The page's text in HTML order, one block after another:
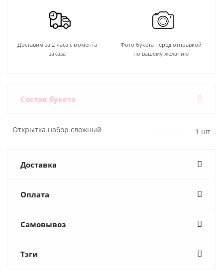
Доставим за 2 часа с момента
заказа
Фото букета перед отправкой
по вашему желанию
Состав букета
Открытка набор сложный 1 шт
Доставка
Оплата
Самовывоз
Тэги